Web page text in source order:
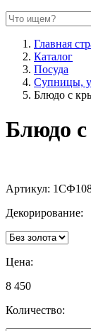
Главная
Каталог
Посуда
Супницы,
Блюдо с
Блюдо
Артикул:
Декорирование:
Цена:
8 450
Количество: